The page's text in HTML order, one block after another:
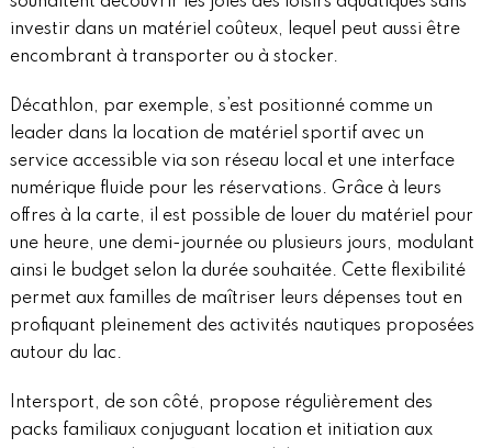
investir dans un matériel coûteux, lequel peut aussi être
encombrant à transporter ou à stocker.
Décathlon, par exemple, s’est positionné comme un
leader dans la location de matériel sportif avec un
service accessible via son réseau local et une interface
numérique fluide pour les réservations. Grâce à leurs
offres à la carte, il est possible de louer du matériel pour
une heure, une demi-journée ou plusieurs jours, modulant
ainsi le budget selon la durée souhaitée. Cette flexibilité
permet aux familles de maîtriser leurs dépenses tout en
profiquant pleinement des activités nautiques proposées
autour du lac.
Intersport, de son côté, propose régulièrement des
packs familiaux conjuguant location et initiation aux